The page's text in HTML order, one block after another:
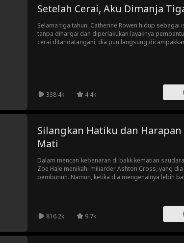
Setelah Cerai, Aku Dimanja
Selama tiga tahun, Catherine Rowen hidup sebagai
tanpa dihargai dan diperlakukan layaknya
cerai ditandatangani, dia pun langsung
338.4k
4.4k
Silangkan Hatiku dan
Mati
Dalam mencari kebenaran di balik kematian
Zoe Hale menikahi miliarder Ashton Cross, yang
pembunuh. Namun, ketika dia mengenalnya lebih
816.2k 9.7k